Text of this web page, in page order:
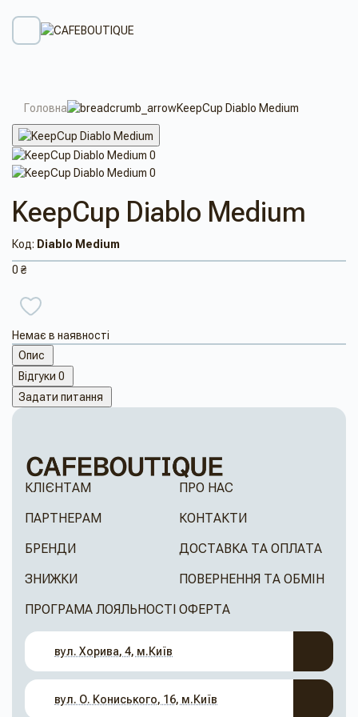
Головна KeepCup Diablo Medium
KeepCup Diablo Medium
Код: Diablo Medium
0 ₴
Немає в наявності
Опис
Відгуки 0
Задати питання
КЛІЄНТАМ
ПАРТНЕРАМ
БРЕНДИ
ЗНИЖКИ
ПРОГРАМА ЛОЯЛЬНОСТІ
ПРО НАС
КОНТАКТИ
ДОСТАВКА ТА ОПЛАТА
ПОВЕРНЕННЯ ТА ОБМІН
ОФЕРТА
вул. Хорива, 4, м.Київ
вул. О. Кониського, 16, м.Київ